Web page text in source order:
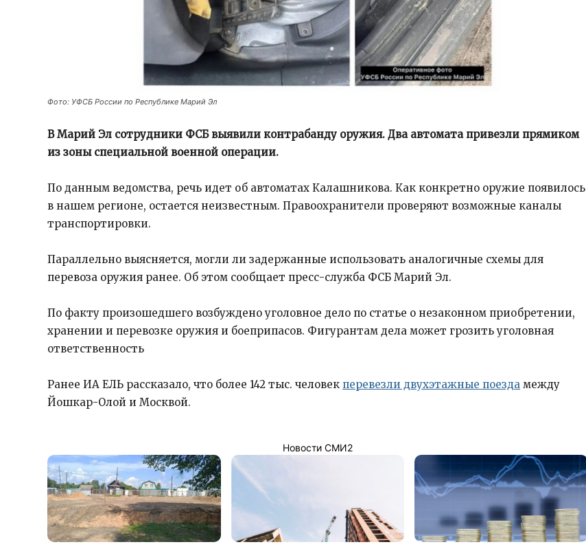
Фото: УФСБ России по Республике Марий Эл
В Марий Эл сотрудники ФСБ выявили контрабанду оружия. Два автомата привезли прямиком
из зоны специальной военной операции.
По данным ведомства, речь идет об автоматах Калашникова. Как конкретно оружие появилось
в нашем регионе, остается неизвестным. Правоохранители проверяют возможные каналы
транспортировки.
Параллельно выясняется, могли ли задержанные использовать аналогичные схемы для
перевоза оружия ранее. Об этом сообщает пресс-служба ФСБ Марий Эл.
По факту произошедшего возбуждено уголовное дело по статье о незаконном приобретении,
хранении и перевозке оружия и боеприпасов. Фигурантам дела может грозить уголовная
ответственность
Ранее ИА ЕЛЬ рассказало, что более 142 тыс. человек перевезли двухэтажные поезда между
Йошкар-Олой и Москвой.
Новости СМИ2